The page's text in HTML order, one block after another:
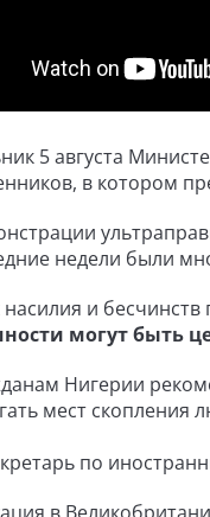
5 августа
в котором
недели были
насилия и
могут быть
Нигерии
мест
по